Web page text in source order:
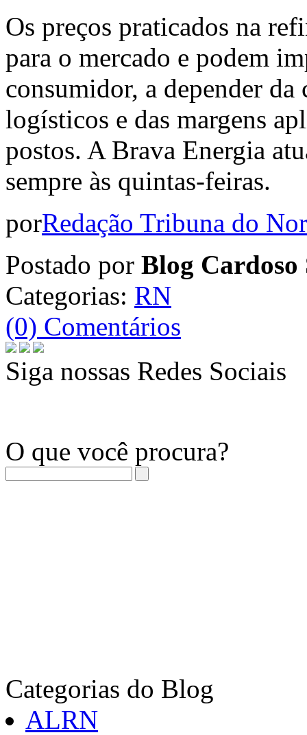
Os preços praticados na
para o mercado e podem
consumidor, a depender
logísticos e das margens
postos. A Brava Energia
sempre às quintas-feiras.
porRedação Tribuna do
Postado por Blog Cardoso
Categorias: RN
(0) Comentários
Siga nossas Redes Sociais
O que você procura?
Categorias do Blog
ALRN